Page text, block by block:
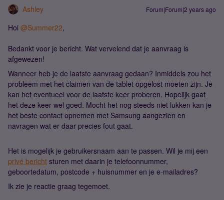
Ashley Forum|Forum|2 years ago
Hoi @Summer22,
Bedankt voor je bericht. Wat vervelend dat je aanvraag is
afgewezen!
Wanneer heb je de laatste aanvraag gedaan? Inmiddels zou het
probleem met het claimen van de tablet opgelost moeten zijn. Je
kan het eventueel voor de laatste keer proberen. Hopelijk gaat
het deze keer wel goed. Mocht het nog steeds niet lukken kan je
het beste contact opnemen met Samsung aangezien en
navragen wat er daar precies fout gaat.
Het is mogelijk je gebruikersnaam aan te passen. Wil je mij een
privé bericht sturen met daarin je telefoonnummer,
geboortedatum, postcode + huisnummer en je e-mailadres?
Ik zie je reactie graag tegemoet.